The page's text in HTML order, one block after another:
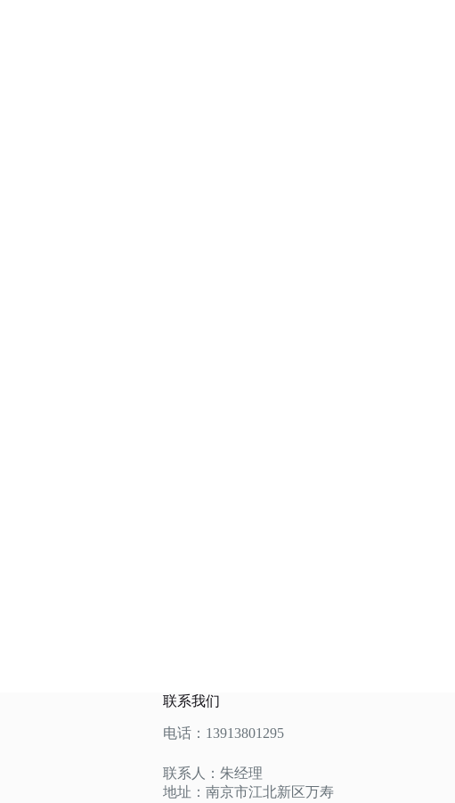
联系我们
电话：13913801295
联系人：朱经理
地址：南京市江北新区万寿